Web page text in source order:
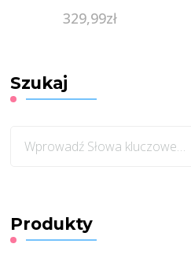
329,99zł
Szukaj
czegoś?
Produkty